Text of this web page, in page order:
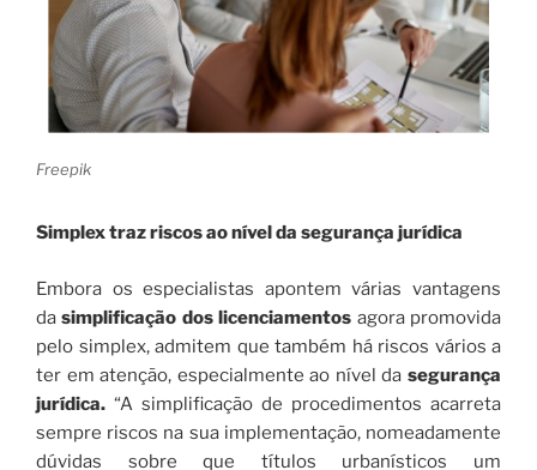
Freepik
Simplex traz riscos ao nível da segurança jurídica
Embora os especialistas apontem várias vantagens
dasimplificação dos licenciamentos agora promovida
pelo simplex, admitem que também há riscos vários a
ter em atenção, especialmente ao nível da segurança
jurídica. “A simplificação de procedimentos acarreta
sempre riscos na sua implementação, nomeadamente
dúvidas sobre que títulos urbanísticos um